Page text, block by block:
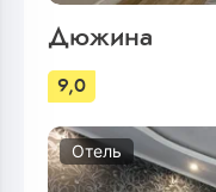
Дюжина
9,0
Отель